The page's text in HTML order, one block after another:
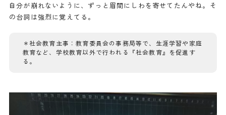
自分が崩れないように、ずっと眉間にしわを寄せてたんやね。そ
の台詞は強烈に覚えてる。
＊社会教育主事：教育委員会の事務局等で、生涯学習や家庭
教育など、学校教育以外で行われる『社会教育』を促進す
る。